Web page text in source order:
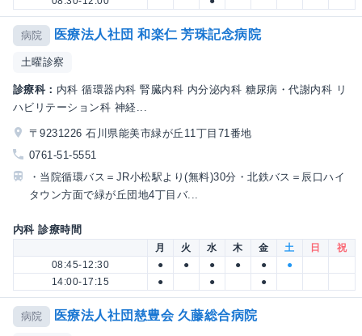
病院 医療法人社団 和楽仁 芳珠記念病院
土曜診察
診療科： 内科 循環器内科 腎臓内科 内分泌内科 糖尿病・代謝内科 リ
ハビリテーション科 神経...
〒9231226 石川県能美市緑が丘11丁目71番地
0761-51-5551
・当院循環バス＝JR小松駅より(無料)30分・北鉄バス＝辰口ハイ
タウン方面で緑が丘団地4丁目バ...
内科 診療時間
月 火 水 木 金 土 日
祝
08:45-12:30
● ● ● ● ●
●
14:00-17:15
● ● ●
病院 医療法人社団慈豊会 久藤総合病院